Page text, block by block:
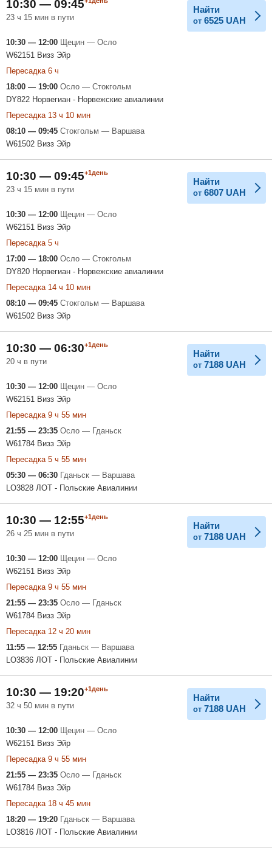
10:30 — 09:45
23 ч 15 мин в пути
Найти
от 6525 UAH
10:30 — 12:00 Щецин — Осло
W62151 Визз Эйр
Пересадка 6 ч
18:00 — 19:00 Осло — Стокгольм
DY822 Норвегиан - Норвежские авиалинии
Пересадка 13 ч 10 мин
08:10 — 09:45 Стокгольм — Варшава
W61502 Визз Эйр
10:30 — 09:45+1день
23 ч 15 мин в пути
Найти
от 6807 UAH
10:30 — 12:00 Щецин — Осло
W62151 Визз Эйр
Пересадка 5 ч
17:00 — 18:00 Осло — Стокгольм
DY820 Норвегиан - Норвежские авиалинии
Пересадка 14 ч 10 мин
08:10 — 09:45 Стокгольм — Варшава
W61502 Визз Эйр
10:30 — 06:30+1день
20 ч в пути
Найти
от 7188 UAH
10:30 — 12:00 Щецин — Осло
W62151 Визз Эйр
Пересадка 9 ч 55 мин
21:55 — 23:35 Осло — Гданьск
W61784 Визз Эйр
Пересадка 5 ч 55 мин
05:30 — 06:30 Гданьск — Варшава
LO3828 ЛОТ - Польские Авиалинии
10:30 — 12:55+1день
26 ч 25 мин в пути
Найти
от 7188 UAH
10:30 — 12:00 Щецин — Осло
W62151 Визз Эйр
Пересадка 9 ч 55 мин
21:55 — 23:35 Осло — Гданьск
W61784 Визз Эйр
Пересадка 12 ч 20 мин
11:55 — 12:55 Гданьск — Варшава
LO3836 ЛОТ - Польские Авиалинии
10:30 — 19:20+1день
32 ч 50 мин в пути
Найти
от 7188 UAH
10:30 — 12:00 Щецин — Осло
W62151 Визз Эйр
Пересадка 9 ч 55 мин
21:55 — 23:35 Осло — Гданьск
W61784 Визз Эйр
Пересадка 18 ч 45 мин
18:20 — 19:20 Гданьск — Варшава
LO3816 ЛОТ - Польские Авиалинии